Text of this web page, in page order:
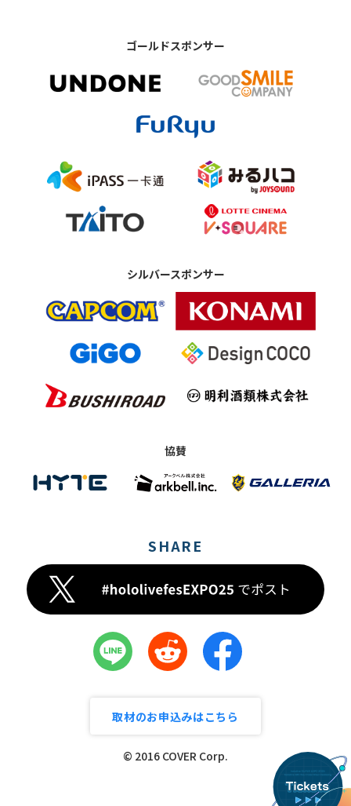
ゴールドスポンサー
シルバースポンサー
協賛
SHARE
取材のお申込みはこちら
© 2016 COVER Corp.